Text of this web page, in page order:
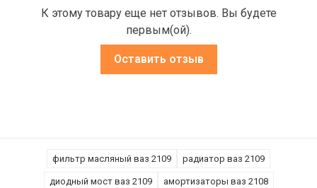
К этому товару еще нет отзывов. Вы будете
первым(ой).
Оставить отзыв
фильтр масляный ваз 2109 радиатор ваз 2109
диодный мост ваз 2109 амортизаторы ваз 2108